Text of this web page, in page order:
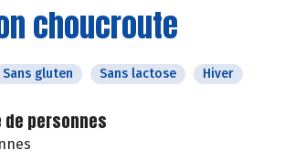
choucroute
Sans gluten Sans lactose Hiver
de personnes